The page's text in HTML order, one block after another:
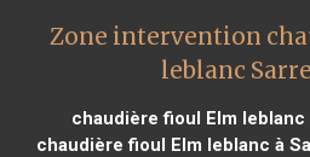
Zone intervention
leblanc
chaudière fioul Elm leblanc
chaudière fioul Elm leblanc à